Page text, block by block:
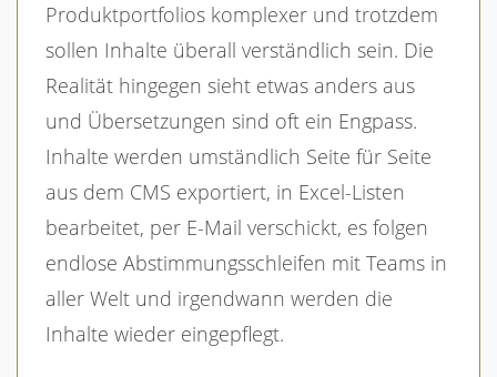
Produktportfolios komplexer und trotzdem
sollen Inhalte überall verständlich sein. Die
Realität hingegen sieht etwas anders aus
und Übersetzungen sind oft ein Engpass.
Inhalte werden umständlich Seite für Seite
aus dem CMS exportiert, in Excel-Listen
bearbeitet, per E-Mail verschickt, es folgen
endlose Abstimmungsschleifen mit Teams in
aller Welt und irgendwann werden die
Inhalte wieder eingepflegt.